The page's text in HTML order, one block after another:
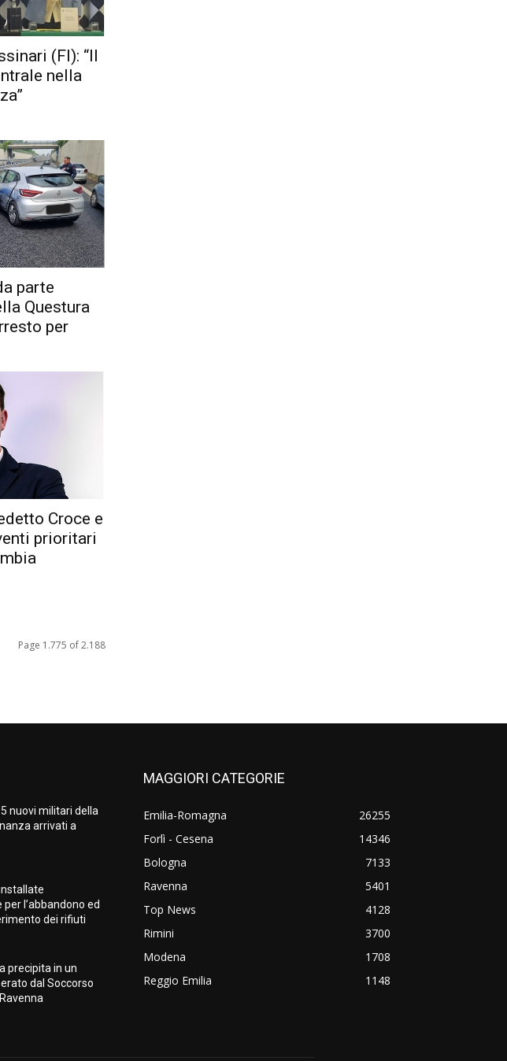
(FI): “Il
nella
parte
Questura
per
Croce e
prioritari
Page 1.775 of 2.188
nuovi militari della
arrivati a
l’abbandono ed
dei rifiuti
precipita in un
dal Soccorso
MAGGIORI CATEGORIE
Emilia-Romagna
26255
Forlì - Cesena
14346
Bologna
7133
Ravenna
5401
Top News
4128
Rimini
3700
Modena
1708
Reggio Emilia
1148